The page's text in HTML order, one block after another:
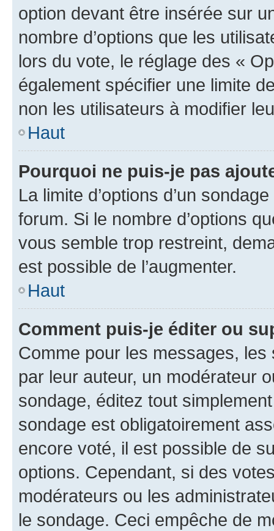
option devant être insérée sur
nombre d’options que les
lors du vote, le réglage des «
également spécifier une limite
non les utilisateurs à modifier
Haut
Pourquoi ne puis-je pas
La limite d’options d’un
forum. Si le nombre d’options
vous semble trop restreint,
est possible de l’augmenter.
Haut
Comment puis-je éditer ou
Comme pour les messages,
par leur auteur, un modérateur
sondage, éditez tout
sondage est obligatoirement
encore voté, il est possible de
options. Cependant, si des
modérateurs ou les
le sondage. Ceci empêche de